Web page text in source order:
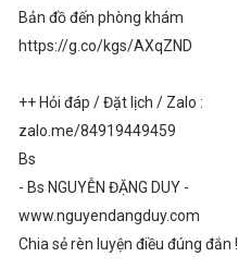
Bản đồ đến phòng khám
https://g.co/kgs/AXqZND
++ Hỏi đáp / Đặt lịch / Zalo :
zalo.me/84919449459
Bs
- Bs NGUYỄN ĐẶNG DUY -
www.nguyendangduy.com
Chia sẻ rèn luyện điều đúng đắn !